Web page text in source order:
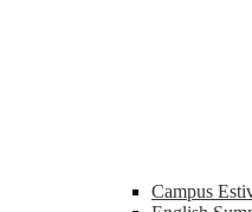
Campus